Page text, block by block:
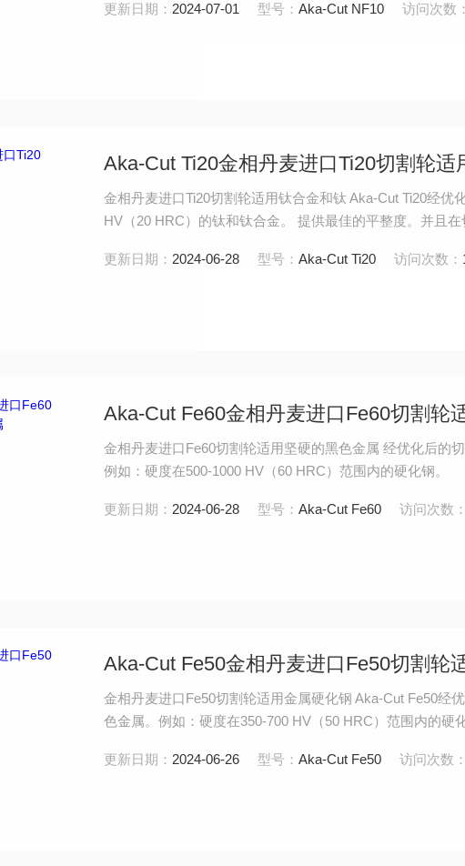
更新日期： 2024-07-01 型号：Aka-Cut NF10 访问次数：
Aka-Cut Ti20金相丹麦进口Ti20切割轮适
金相丹麦进口Ti20切割轮适用钛合金和钛 Aka-Cut Ti20经优
HV（20 HRC）的钛和钛合金。 提供最佳的平整度。并且
更新日期： 2024-06-28 型号：Aka-Cut Ti20 访问次数：
Aka-Cut Fe60金相丹麦进口Fe60切割轮
金相丹麦进口Fe60切割轮适用坚硬的黑色金属 经优化后的
例如：硬度在500-1000 HV（60 HRC）范围内的硬化钢。
更新日期： 2024-06-28 型号：Aka-Cut Fe60 访问次数：
Aka-Cut Fe50金相丹麦进口Fe50切割轮
金相丹麦进口Fe50切割轮适用金属硬化钢 Aka-Cut Fe50经
色金属。例如：硬度在350-700 HV（50 HRC）范围内的硬化
更新日期： 2024-06-26 型号：Aka-Cut Fe50 访问次数：